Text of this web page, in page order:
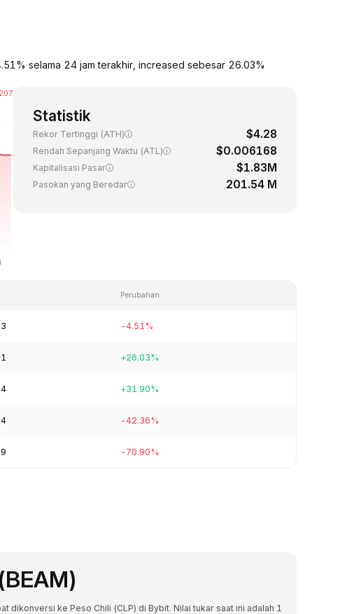
selama 24 jam terakhir, increased sebesar 26.03%
Statistik
Rekor Tertinggi (ATH) $4.28
Rendah Sepanjang Waktu (ATL) $0.006168
Kapitalisasi Pasar $1.83M
Pasokan yang Beredar 201.54 M
Perubahan
-4.51%
+26.03%
+31.90%
-42.36%
-70.90%
dikonversi ke Peso Chili (CLP) di Bybit. Nilai tukar saat ini adalah 1